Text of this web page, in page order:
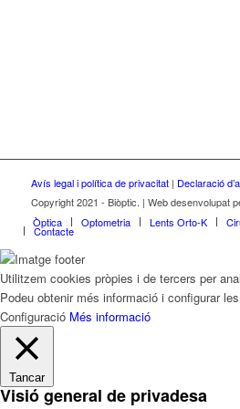
Avís legal i política de privacitat| Declaració
Copyright 2021 - Biòptic. | Web desenvolupat
Òptica Optometria Lents Orto-K
Contacte
Utilitzem cookies pròpies i de tercers per
Podeu obtenir més informació i configurar
Configuració Més informació
Tancar
Visió general de privadesa